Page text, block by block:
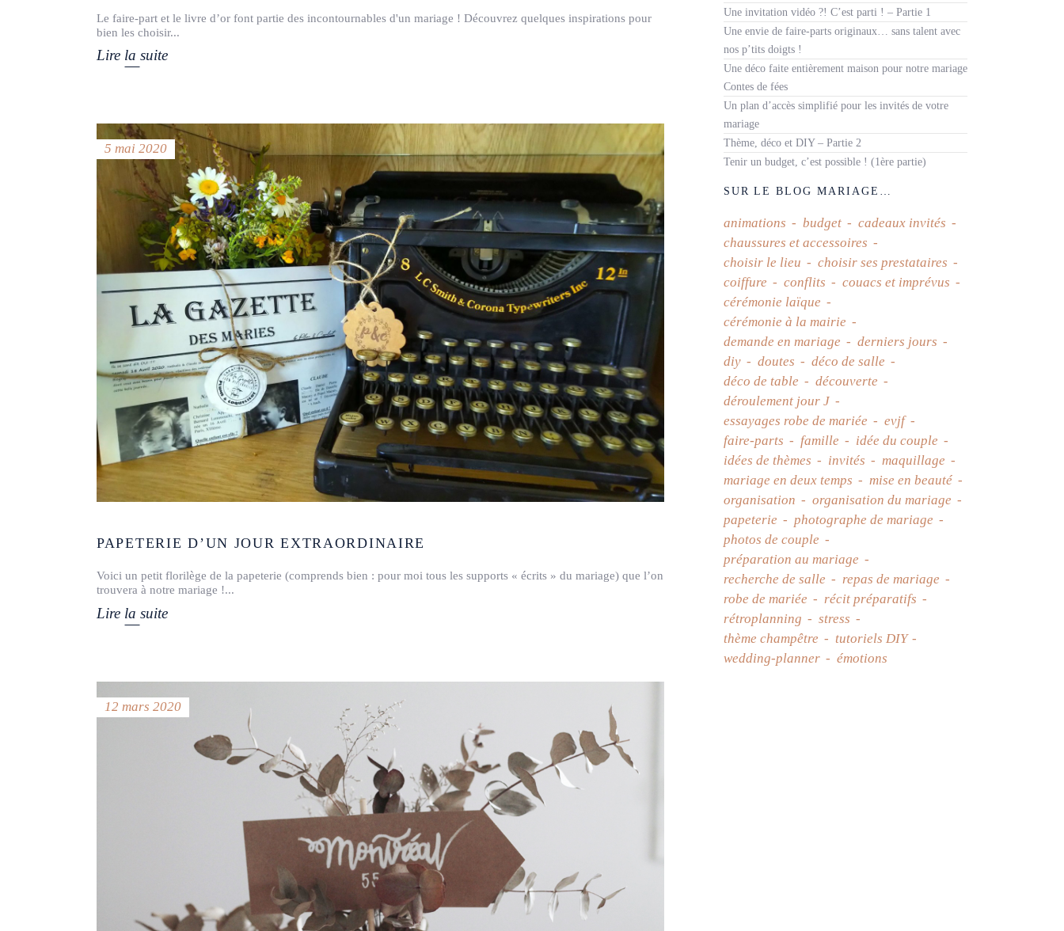
Le faire-part et le livre d’or font partie des incontournables d'un mariage ! Découvrez quelques inspirations pour
bien les choisir
Lire la suite
5 mai 2020
PAPETERIE D’UN JOUR EXTRAORDINAIRE
Voici un petit florilège de la papeterie (comprends bien : pour moi tous les supports « écrits » du mariage) que l’on
trouvera à notre mariage !
Lire la suite
12 mars 2020
Une invitation vidéo ?! C’est parti ! – Partie 1
Une envie de faire-parts originaux… sans talent avec
nos p’tits doigts !
Une déco faite entièrement maison pour notre mariage
Contes de fées
Un plan d’accès simplifié pour les invités de votre
mariage
Thème, déco et DIY – Partie 2
Tenir un budget, c’est possible ! (1ère partie)
SUR LE BLOG MARIAGE…
animations budget
cadeaux invités
chaussures et accessoires
choisir le lieu
choisir ses prestataires
coiffure
conflits
couacs et imprévus
cérémonie laïque
cérémonie à la mairie
demande en mariage
derniers jours
diy
doutes
déco de salle
déco de table
découverte
déroulement jour J
essayages robe de mariée
evjf
faire-parts
famille
idée du couple
idées de thèmes
invités
maquillage
mariage en deux temps
mise en beauté
organisation
organisation du mariage
papeterie
photographe de mariage
photos de couple
préparation au mariage
recherche de salle
repas de mariage
robe de mariée
récit préparatifs
rétroplanning
stress
thème champêtre
tutoriels DIY
wedding-planner
émotions